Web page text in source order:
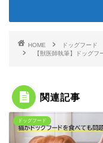
HOME
ドッグフード
【獣医師執筆】ドッグ
関連記事
ドッグフード